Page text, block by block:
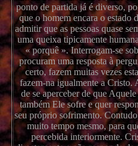
ponto de partida já é diverso,
que o homem encara o estado
admitir que as pessoas quase
uma queixa tipicamente
« porquê ». Interrogam-se
procuram uma resposta à
certo, fazem muitas vezes
fazem-na igualmente a Cristo.
de se aperceber de que
também Ele sofre e quer
seu próprio sofrimento.
muito tempo mesmo, para
percebida interiormente.